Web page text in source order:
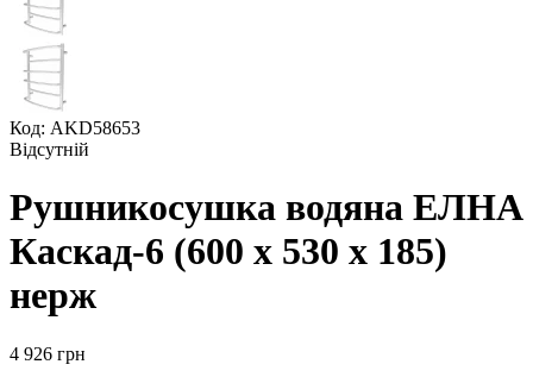
Код: AKD58653
Відсутній
Рушникосушка водяна ЕЛНА
Каскад-6 (600 х 530 х 185)
нерж
4 926 грн